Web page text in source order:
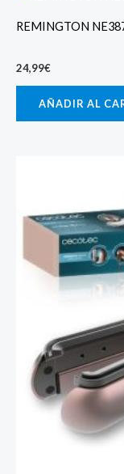
REMINGTON
24,99€
AÑADIR AL